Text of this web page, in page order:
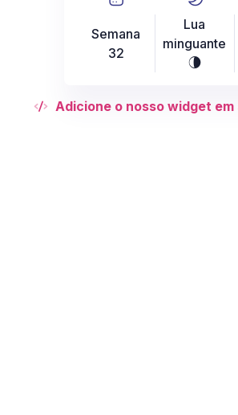
Semana
32
Lua
minguante
U
Adicione o nosso widget